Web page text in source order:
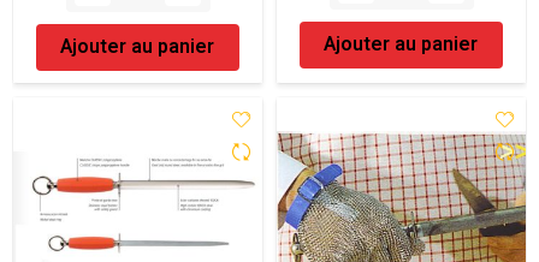
Ajouter au panier Ajouter au panier